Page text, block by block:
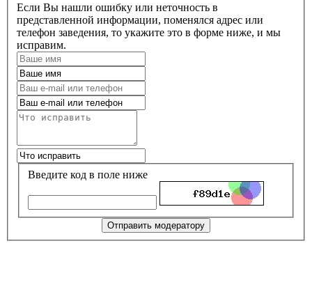
Если Вы нашли ошибку или неточность в
представленной информации, поменялся адрес или
телефон заведения, то укажите это в форме ниже, и мы
исправим.
Введите код в поле ниже
Отправить модератору